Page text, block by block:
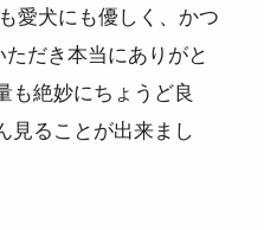
愛犬にも優しく、かつ
だき本当にありがと
も絶妙にちょうど良
見ることが出来まし